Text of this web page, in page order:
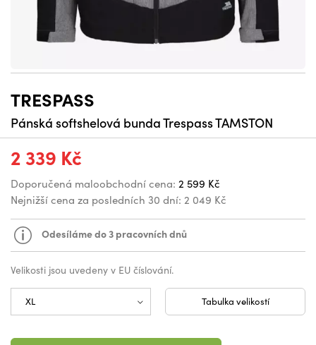
TRESPASS
Pánská softshelová bunda Trespass TAMSTON
2 339 Kč
Doporučená maloobchodní cena: 2 599 Kč
Nejnižší cena za posledních 30 dní: 2 049 Kč
Odesíláme do 3 pracovních dnů
Velikosti jsou uvedeny v EU číslování.
Tabulka velikostí